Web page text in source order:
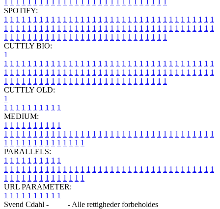
SPOTIFY:
1 1 1 1 1 1 1 1 1 1 1 1 1 1 1 1 1 1 1 1 1 1 1 1 1 1 1 1 1 1 1 1 1 1 1 1
1 1 1 1 1 1 1 1 1 1 1 1 1 1 1 1 1 1 1 1 1 1 1 1 1 1 1 1 1 1 1 1 1 1 1 1
1 1 1 1 1 1 1 1 1 1 1 1 1 1 1 1 1 1 1 1 1 1 1 1 1 1 1 1
CUTTLY BIO:
1
1 1 1 1 1 1 1 1 1 1 1 1 1 1 1 1 1 1 1 1 1 1 1 1 1 1 1 1 1 1 1 1 1 1 1 1
1 1 1 1 1 1 1 1 1 1 1 1 1 1 1 1 1 1 1 1 1 1 1 1 1 1 1 1 1 1 1 1 1 1 1 1
1 1 1 1 1 1 1 1 1 1 1 1 1 1 1 1 1 1 1 1 1 1 1 1 1 1 1 1
CUTTLY OLD:
1
1 1 1 1 1 1 1 1 1 1
MEDIUM:
1 1 1 1 1 1 1 1 1 1
1 1 1 1 1 1 1 1 1 1 1 1 1 1 1 1 1 1 1 1 1 1 1 1 1 1 1 1 1 1 1 1 1 1 1 1
1 1 1 1 1 1 1 1 1 1 1 1 1 1
PARALLELS:
1 1 1 1 1 1 1 1 1 1
1 1 1 1 1 1 1 1 1 1 1 1 1 1 1 1 1 1 1 1 1 1 1 1 1 1 1 1 1 1 1 1 1 1 1 1
1 1 1 1 1 1 1 1 1 1 1 1 1 1
URL PARAMETER:
1 1 1 1 1 1 1 1 1 1
Svend Cdahl -
- Alle rettigheder forbeholdes